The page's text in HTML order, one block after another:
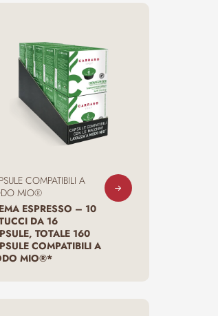
COMPATIBILI A
MIO®
ESPRESSO – 10
DA 16
TOTALE 160
COMPATIBILI A
MIO®*